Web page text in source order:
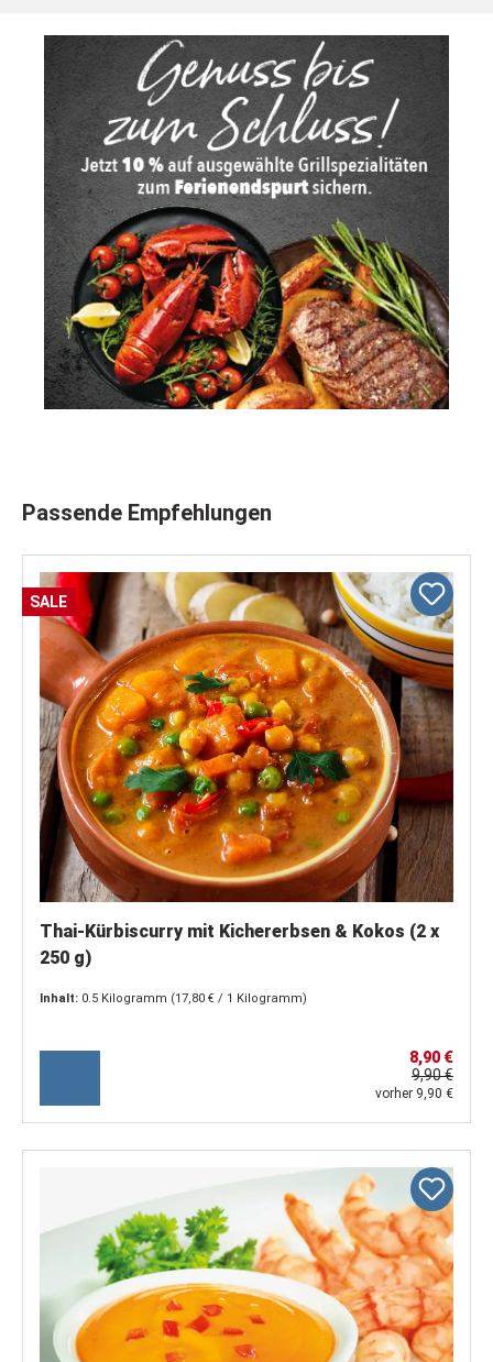
Produktgalerie überspringen
Passende Empfehlungen
SALE
Thai-Kürbiscurry mit Kichererbsen & Kokos (2 x
250 g)
Inhalt: 0.5 Kilogramm (17,80 € / 1 Kilogramm)
8,90 €
9,90 €
vorher 9,90 €